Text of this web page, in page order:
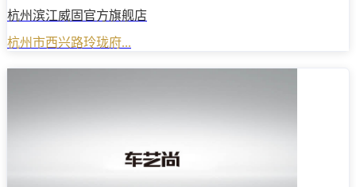
杭州滨江威固官方旗舰店
杭州市西兴路玲珑府...